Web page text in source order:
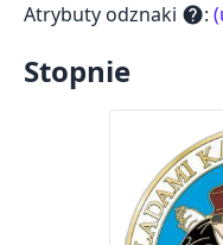
Atrybuty odznaki help:
Stopnie